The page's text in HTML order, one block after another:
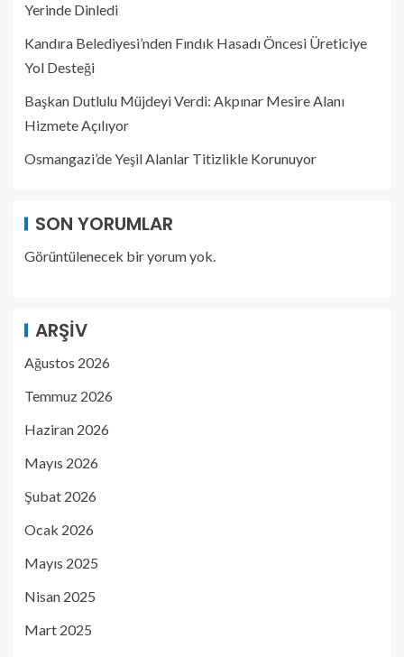
Yerinde Dinledi
Kandıra Belediyesi’nden Fındık Hasadı Öncesi Üreticiye
Yol Desteği
Başkan Dutlulu Müjdeyi Verdi: Akpınar Mesire Alanı
Hizmete Açılıyor
Osmangazi’de Yeşil Alanlar Titizlikle Korunuyor
SON YORUMLAR
Görüntülenecek bir yorum yok.
ARŞIV
Ağustos 2026
Temmuz 2026
Haziran 2026
Mayıs 2026
Şubat 2026
Ocak 2026
Mayıs 2025
Nisan 2025
Mart 2025